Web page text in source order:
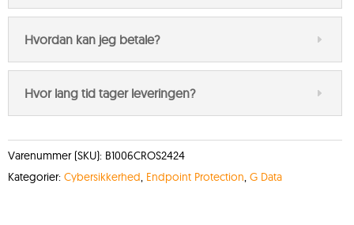
Hvordan kan jeg betale?
Hvor lang tid tager leveringen?
Varenummer (SKU): B1006CROS2424
Kategorier: Cybersikkerhed, Endpoint Protection, G Data